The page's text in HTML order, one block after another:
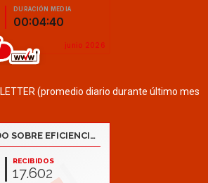
(promedio diario durante último mes